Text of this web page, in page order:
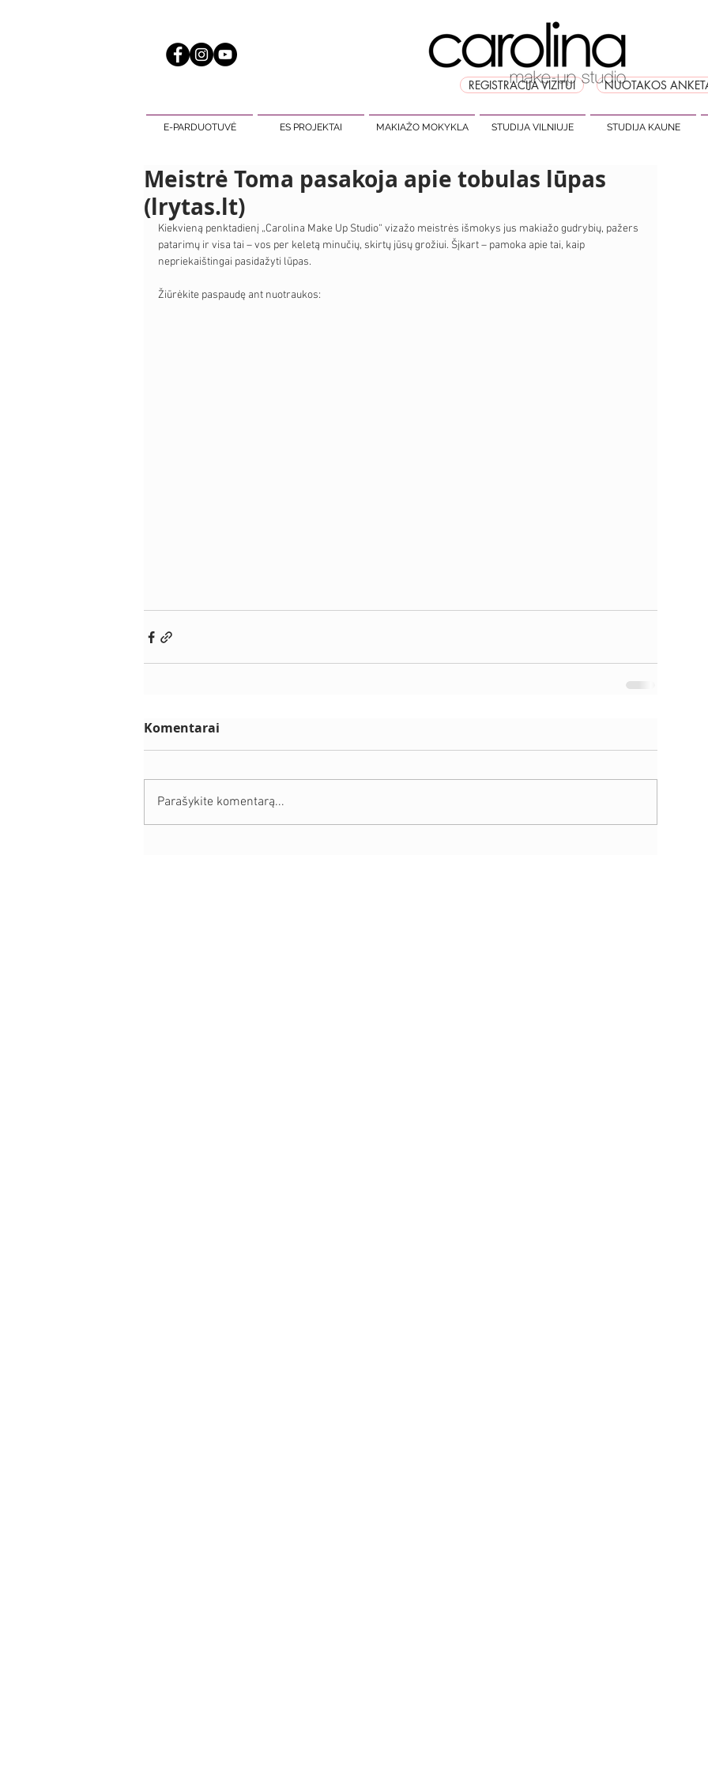
E-PARDUOTUVĖ ES PROJEKTAI MAKIAŽO MOKYKLA STUDIJA VILNIUJE STUDIJA KAUNE
REGISTRACIJA VIZITUI NUOTAKOS
Meistrė Toma pasakoja apie tobulas lūpas
(lrytas.lt)
Kiekvieną penktadienį „Carolina Make Up Studio“ vizažo meistrės išmokys jus makiažo gudrybių, pažers
patarimų ir visa tai – vos per keletą minučių, skirtų jūsų grožiui. Šįkart – pamoka apie tai, kaip
nepriekaištingai pasidažyti lūpas.
Žiūrėkite paspaudę ant nuotraukos:
Komentarai
Parašykite komentarą...